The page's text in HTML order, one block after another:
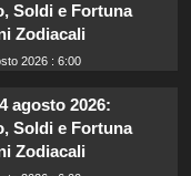
Soldi e Fortuna
Zodiacali
2026 : 6:00
agosto 2026:
Soldi e Fortuna
Zodiacali